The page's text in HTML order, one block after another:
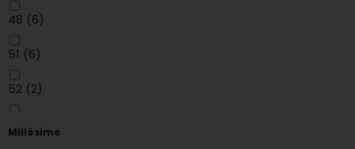
blanc
Noir/Jaune
Blanc/Bleu
Gris/Bleu
48 (6)
51 (6)
52 (2)
Millésime